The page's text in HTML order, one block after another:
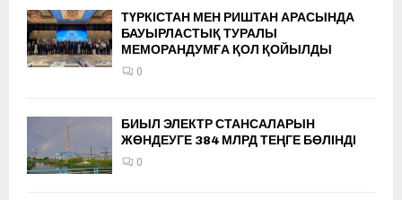
ТҮРКІСТАН МЕН РИШТАН АРАСЫНДА
БАУЫРЛАСТЫҚ ТУРАЛЫ
МЕМОРАНДУМҒА ҚОЛ ҚОЙЫЛДЫ
0
БИЫЛ ЭЛЕКТР СТАНСАЛАРЫН
ЖӨНДЕУГЕ 384 МЛРД ТЕҢГЕ БӨЛІНДІ
0